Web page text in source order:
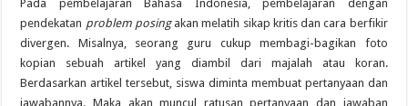
Pada pembelajaran Bahasa Indonesia, pembelajaran dengan
pendekatan problem posing akan melatih sikap kritis dan cara berfikir
divergen. Misalnya, seorang guru cukup membagi-bagikan foto
kopian sebuah artikel yang diambil dari majalah atau koran.
Berdasarkan artikel tersebut, siswa diminta membuat pertanyaan dan
jawabannya. Maka akan muncul ratusan pertanyaan dan jawaban